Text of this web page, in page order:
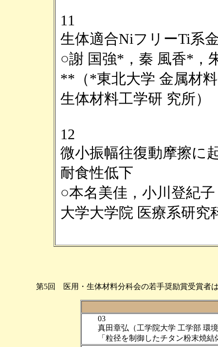
11
生体適合NiフリーTi系
○謝 国強*，秦 風香*，
**（*東北大学 金属材
生体材料工学研 究所）
12
微小振幅往復動摩擦に
耐食性低下
○本名美佳，小川登紀
大学大学院 医療系研究
第5回 医用・生体材料分科会の若手奨励賞受賞者
03
真田章弘（工学院大学 工学部 環境
「粒径を制御したチタン粉末焼結